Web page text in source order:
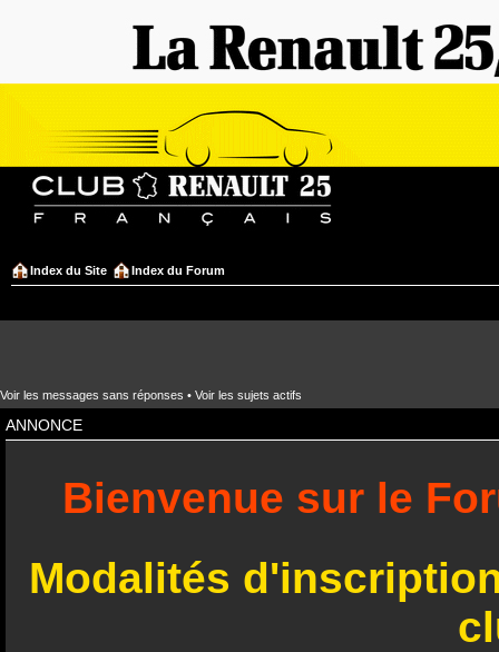
Index du Site Index du Forum
Voir les messages sans réponses • Voir les sujets actifs
ANNONCE
Bienvenue sur le
Modalités